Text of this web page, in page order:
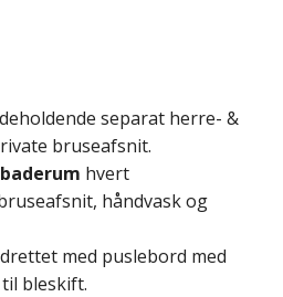
separat herre- &
bruseafsnit.
hvert
håndvask og
med puslebord med
bleskift.